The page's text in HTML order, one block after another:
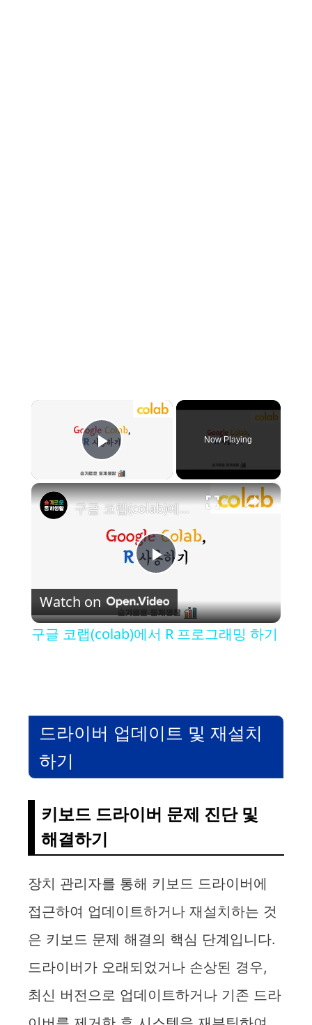
×
Play Video
Now Playing
×
P
l
V
i
d
o
구글 코랩(colab)에서 R 프로그래밍 하기
Watch on
구글 코랩(colab)에서 R 프로그래밍 하기
드라이버 업데이트 및 재설치
하기
키보드 드라이버 문제 진단 및
해결하기
장치 관리자를 통해 키보드 드라이버에
접근하여 업데이트하거나 재설치하는 것
은 키보드 문제 해결의 핵심 단계입니다.
드라이버가 오래되었거나 손상된 경우,
최신 버전으로 업데이트하거나 기존 드라